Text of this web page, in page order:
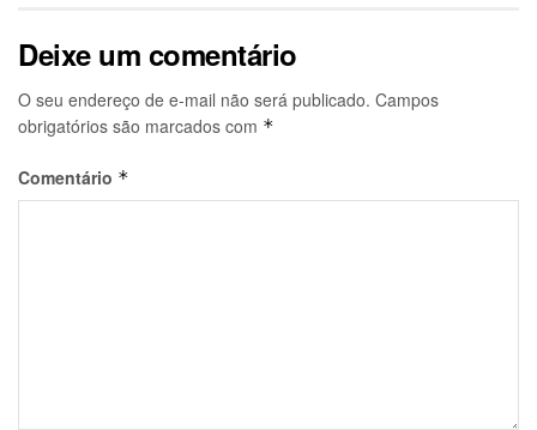
Deixe um comentário
O seu endereço de e-mail não será publicado. Campos
obrigatórios são marcados com *
Comentário *